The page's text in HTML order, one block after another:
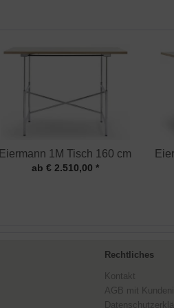
Eiermann 1M Tisch 160 cm
ab € 2.510,00 *
Rechtliches
Kontakt
AGB mit